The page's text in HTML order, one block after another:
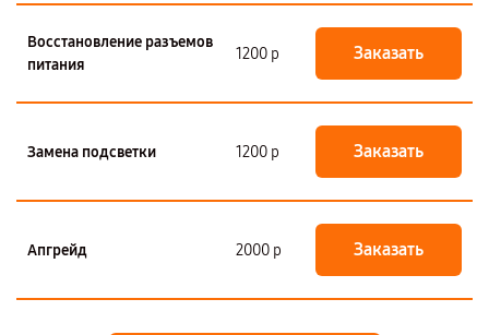
Восстановление разъемов
питания
1200 р Заказать
Замена подсветки 1200 р Заказать
Апгрейд 2000 р Заказать